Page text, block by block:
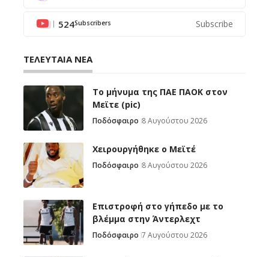
524Subscribers Subscribe
ΤΕΛΕΥΤΑΙΑ ΝΕΑ
Το μήνυμα της ΠΑΕ ΠΑΟΚ στον
Μεϊτε (pic)
Ποδόσφαιρο 8 Αυγούστου 2026
Χειρουργήθηκε ο Μεϊτέ
Ποδόσφαιρο 8 Αυγούστου 2026
Επιστροφή στο γήπεδο με το
βλέμμα στην Άντερλεχτ
Ποδόσφαιρο 7 Αυγούστου 2026